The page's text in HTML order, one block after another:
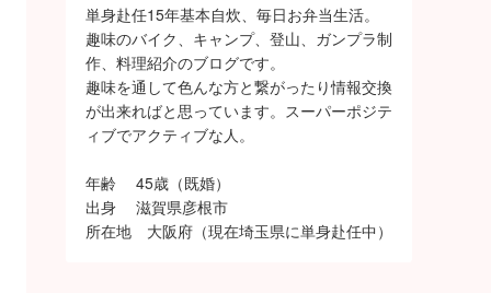
単身赴任15年基本自炊、毎日お弁当生活。
趣味のバイク、キャンプ、登山、ガンプラ制
作、料理紹介のブログです。
趣味を通して色んな方と繋がったり情報交換
が出来ればと思っています。スーパーポジテ
ィブでアクティブな人。
年齢 45歳（既婚）
出身 滋賀県彦根市
所在地 大阪府（現在埼玉県に単身赴任中）